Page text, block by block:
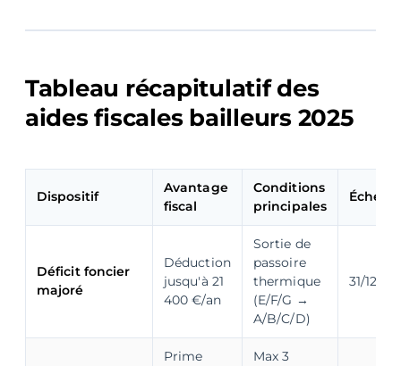
Tableau récapitulatif des
aides fiscales bailleurs 2025
Dispositif
Avantage
fiscal
Conditions
principales
Déficit foncier
majoré
Déduction
jusqu'à 21
400 €/an
Sortie de
passoire
thermique
(E/F/G →
A/B/C/D)
31/12/
Prime
Max 3